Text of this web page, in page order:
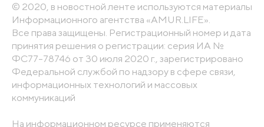
© 2020, в новостной ленте используются материалы
Информационного агентства «AMUR.LIFE».
Все права защищены. Регистрационный номер и дата
принятия решения о регистрации: серия ИА №
ФС77-78746 от 30 июля 2020 г., зарегистрировано
Федеральной службой по надзору в сфере связи,
информационных технологий и массовых
коммуникаций
На информационном ресурсе применяются